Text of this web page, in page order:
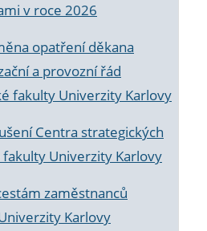
v roce 2026
opatření děkana
a provozní řád
fakulty Univerzity Karlovy
Centra strategických
Univerzity Karlovy
zaměstnanců
Karlovy